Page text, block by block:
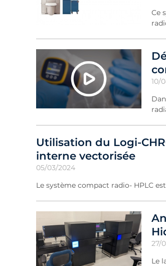
Ce
10/
Utilisation du Logi-
interne vectorisée
05/03/2024
Le système compact radio- HPLC
27/
Le